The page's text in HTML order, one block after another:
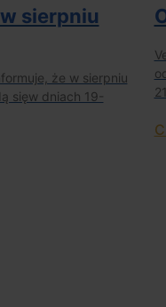
sierpniu
że w sierpniu
sięw dniach 19-